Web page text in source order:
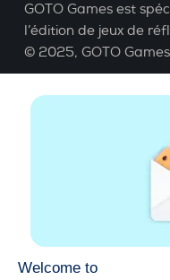
GOTO Games est
l’édition de jeux de
© 2025, GOTO Games
A propos
CGU
Disponible partout